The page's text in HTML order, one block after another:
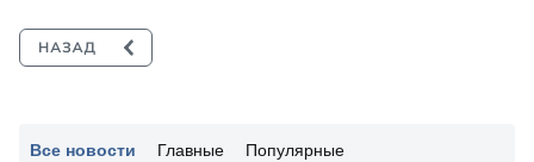
Все новости Главные Популярные